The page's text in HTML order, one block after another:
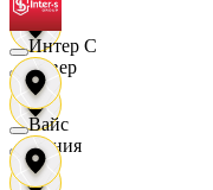
Левер
Линия
Интер С
Вайс